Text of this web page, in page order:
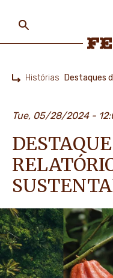
PESSOAS
AS
CARREIRAS
main
content
Histórias
Tue, 05/28/2024 -